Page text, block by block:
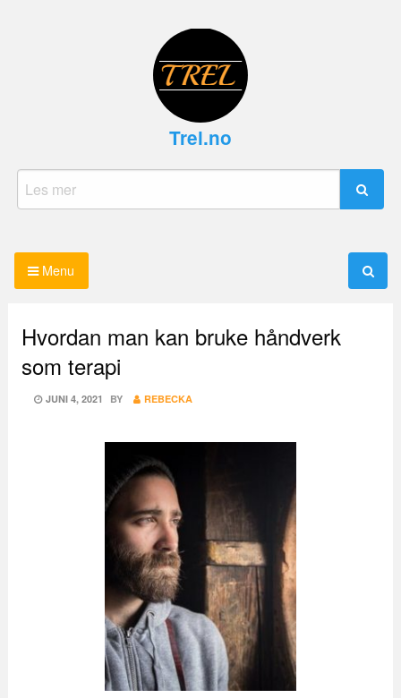
Trel.no
Menu
Hvordan man kan bruke håndverk
som terapi
POSTED
JUNI 4, 2021 BY REBECKA